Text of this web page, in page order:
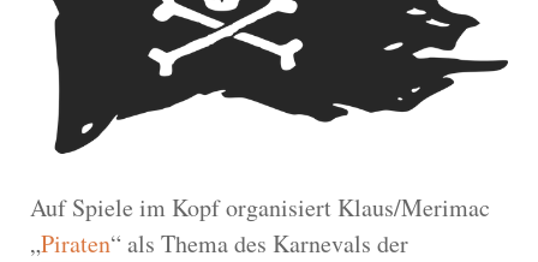
Auf Spiele im Kopf organisiert Klaus/Merimac
„Piraten“ als Thema des Karnevals der